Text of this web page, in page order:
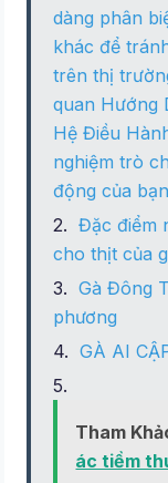
dàng phân
khác để
trên thị
quan Hướng
Hệ Điều
nghiệm trò
động của
Đặc điểm
cho thịt của
Gà Đông
phương
GÀ AI
Tham
ác tiềm